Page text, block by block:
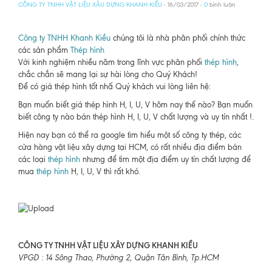
CÔNG TY TNHH VẬT LIỆU XÂU DỰNG KHANH KIỀU - 16/03/2017 - 0 bình luận
Công ty TNHH Khanh Kiều chúng tôi là nhà phân phối chính thức
các sản phẩm Thép hình
Với kinh nghiệm nhiều năm trong lĩnh vực phân phối thép hình,
chắc chắn sẽ mang lại sự hài lòng cho Quý Khách!
Để có giá thép hình tốt nhấ Quý khách vui lòng liên hệ:
Bạn muốn biết giá thép hình H, I, U, V hôm nay thế nào? Bạn muốn
biết công ty nào bán thép hình H, I, U, V chất lượng và uy tín nhất !.
Hiện nay bạn có thể ra google tìm hiểu một số công ty thép, các
cửa hàng vật liệu xây dựng tại HCM, có rất nhiều địa điểm bán
các loại thép hình nhưng để tìm một địa điểm uy tín chất lượng để
mua thép hình H, I, U, V thì rất khó.
CÔNG TY TNHH VẬT LIỆU XÂY DỰNG KHANH KIỀU
VPGD : 14 Sông Thao, Phường 2, Quận Tân Bình, Tp.HCM